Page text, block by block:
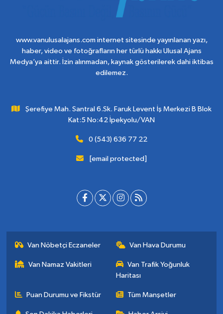
www.vanulusalajans.com internet sitesinde yayınlanan yazı,
haber, video ve fotoğrafların her türlü hakkı Ulusal Ajans
Medya’ya aittir. İzin alınmadan, kaynak gösterilerek dahi iktibas
edilemez.
Şerefiye Mah. Santral 6.Sk. Faruk Levent İş Merkezi B Blok
Kat:5 No:42 İpekyolu/VAN
0 (543) 636 77 22
[email protected]
Van Nöbetçi Eczaneler Van Hava Durumu
Van Namaz Vakitleri
Van Trafik Yoğunluk
Haritası
Puan Durumu ve Fikstür Tüm Manşetler